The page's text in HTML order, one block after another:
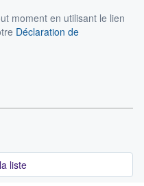
moment en utilisant le lien
Déclaration de
liste